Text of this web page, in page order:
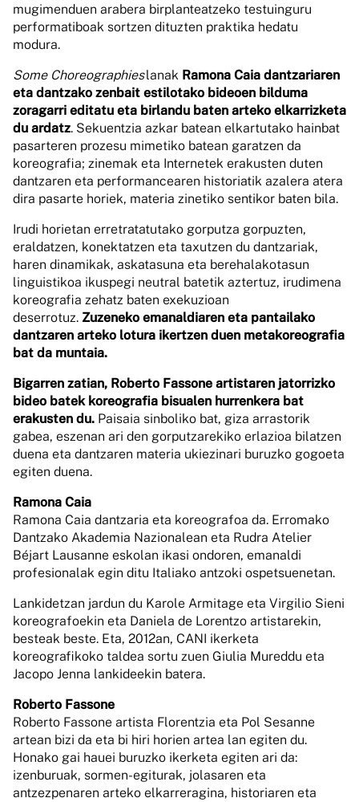
mugimenduen arabera birplanteatzeko testuinguru
performatiboak sortzen dituzten praktika hedatu
modura.
Some Choreographieslanak Ramona Caia dantzariaren
eta dantzako zenbait estilotako bideoen bilduma
zoragarri editatu eta birlandu baten arteko elkarrizketa
du ardatz. Sekuentzia azkar batean elkartutako hainbat
pasarteren prozesu mimetiko batean garatzen da
koreografia; zinemak eta Internetek erakusten duten
dantzaren eta performancearen historiatik azalera atera
dira pasarte horiek, materia zinetiko sentikor baten bila.
Irudi horietan erretratatutako gorputza gorpuzten,
eraldatzen, konektatzen eta taxutzen du dantzariak,
haren dinamikak, askatasuna eta berehalakotasun
linguistikoa ikuspegi neutral batetik aztertuz, irudimena
koreografia zehatz baten exekuzioan
deserrotuz. Zuzeneko emanaldiaren eta pantailako
dantzaren arteko lotura ikertzen duen metakoreografia
bat da muntaia.
Bigarren zatian, Roberto Fassone artistaren jatorrizko
bideo batek koreografia bisualen hurrenkera bat
erakusten du. Paisaia sinboliko bat, giza arrastorik
gabea, eszenan ari den gorputzarekiko erlazioa bilatzen
duena eta dantzaren materia ukiezinari buruzko gogoeta
egiten duena.
Ramona Caia
Ramona Caia dantzaria eta koreografoa da. Erromako
Dantzako Akademia Nazionalean eta Rudra Atelier
Béjart Lausanne eskolan ikasi ondoren, emanaldi
profesionalak egin ditu Italiako antzoki ospetsuenetan.
Lankidetzan jardun du Karole Armitage eta Virgilio Sieni
koreografoekin eta Daniela de Lorentzo artistarekin,
besteak beste. Eta, 2012an, CANI ikerketa
koreografikoko taldea sortu zuen Giulia Mureddu eta
Jacopo Jenna lankideekin batera.
Roberto Fassone
Roberto Fassone artista Florentzia eta Pol Sesanne
artean bizi da eta bi hiri horien artea lan egiten du.
Honako gai hauei buruzko ikerketa egiten ari da:
izenburuak, sormen-egiturak, jolasaren eta
antzezpenaren arteko elkarreragina, historiaren eta